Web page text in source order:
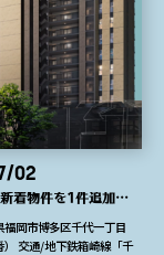
02
物件情報に新着物件を1件追加しました
岡市博多区千代一丁目
） 交通/地下鉄箱崎線「千